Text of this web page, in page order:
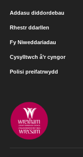
Addasu diddordebau
Rhestr ddarllen
Fy Niweddariadau
Cysylltwch â’r cyngor
Polisi preifatrwydd